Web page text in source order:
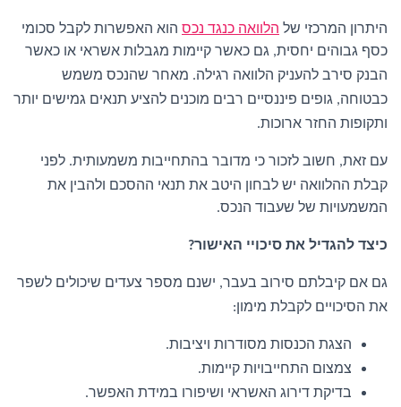
היתרון המרכזי של הלוואה כנגד נכס הוא האפשרות לקבל סכומי
כסף גבוהים יחסית, גם כאשר קיימות מגבלות אשראי או כאשר
הבנק סירב להעניק הלוואה רגילה. מאחר שהנכס משמש
כבטוחה, גופים פיננסיים רבים מוכנים להציע תנאים גמישים יותר
ותקופות החזר ארוכות.
עם זאת, חשוב לזכור כי מדובר בהתחייבות משמעותית. לפני
קבלת ההלוואה יש לבחון היטב את תנאי ההסכם ולהבין את
המשמעויות של שעבוד הנכס.
כיצד להגדיל את סיכויי האישור?
גם אם קיבלתם סירוב בעבר, ישנם מספר צעדים שיכולים לשפר
את הסיכויים לקבלת מימון:
הצגת הכנסות מסודרות ויציבות.
צמצום התחייבויות קיימות.
בדיקת דירוג האשראי ושיפורו במידת האפשר.